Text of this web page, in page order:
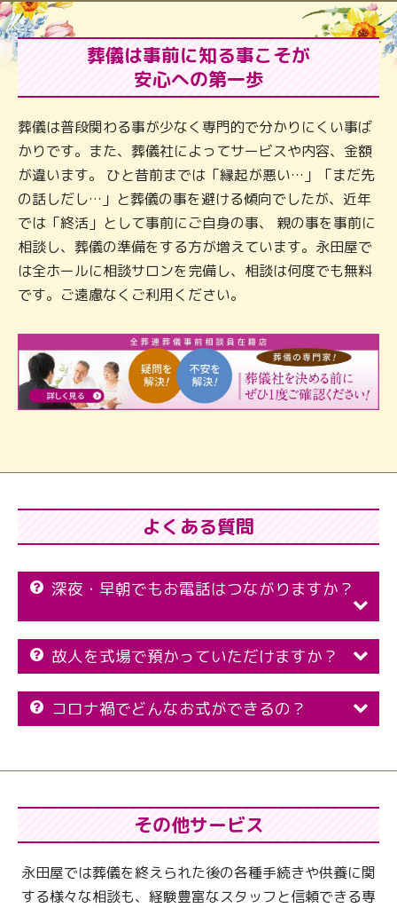
葬儀は事前に知る事こそが
安心への第一歩
葬儀は普段関わる事が少なく専門的で分かりにくい事ば
かりです。また、葬儀社によってサービスや内容、金額
が違います。 ひと昔前までは「縁起が悪い…」「まだ先
の話しだし…」と葬儀の事を避ける傾向でしたが、近年
では「終活」として事前にご自身の事、 親の事を事前に
相談し、葬儀の準備をする方が増えています。永田屋で
は全ホールに相談サロンを完備し、相談は何度でも無料
です。ご遠慮なくご利用ください。
よくある質問
深夜・早朝でもお電話はつながりますか？
故人を式場で預かっていただけますか？
コロナ禍でどんなお式ができるの？
その他サービス
永田屋では葬儀を終えられた後の各種手続きや供養に関
する様々な相談も、 経験豊富なスタッフと信頼できる専